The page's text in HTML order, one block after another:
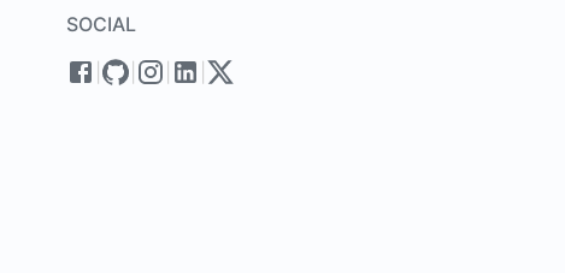
SOCIAL